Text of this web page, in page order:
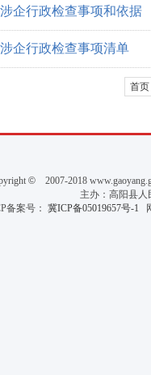
企行政检查事项和依据
企行政检查事项清单
首页
©2007-2018
主办：高阳县人
备案号： 冀ICP备05019657号-1